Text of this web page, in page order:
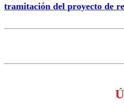
tramitación del proyecto de